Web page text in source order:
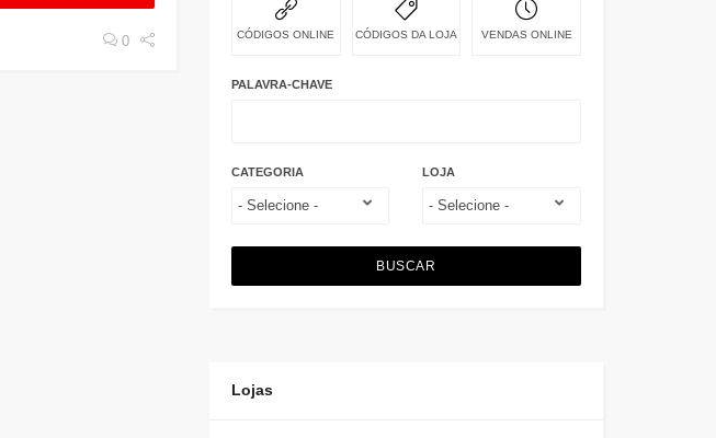
0 CÓDIGOS ONLINE CÓDIGOS DA LOJA VENDAS ONLINE
PALAVRA-CHAVE
CATEGORIA LOJA
BUSCAR
Lojas